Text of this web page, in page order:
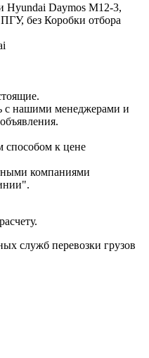
Hyundai Daymos M12-3,
без Коробки отбора
с нашими менеджерами и
способом к цене
компаниями
расчету.
служб перевозки грузов